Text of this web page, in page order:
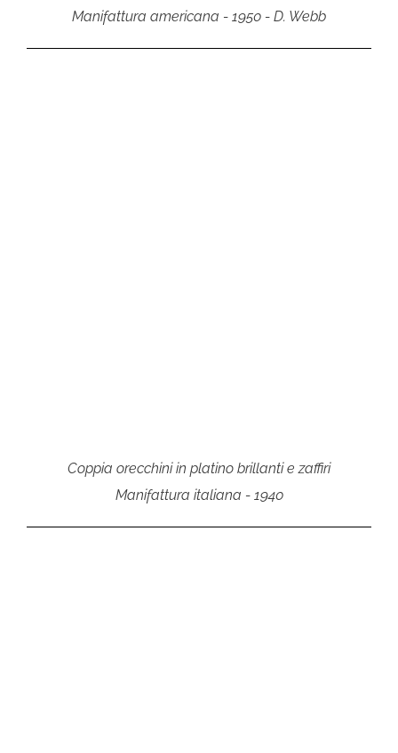
Manifattura americana - 1950 - D. Webb
Coppia orecchini in platino brillanti e zaffiri
Manifattura italiana - 1940